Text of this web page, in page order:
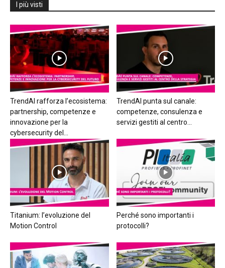
I più visti
TrendAI rafforza l’ecosistema:
partnership, competenze e
innovazione per la
cybersecurity del...
TrendAI punta sul canale:
competenze, consulenza e
servizi gestiti al centro...
Titanium: l’evoluzione del
Motion Control
Perché sono importanti i
protocolli?